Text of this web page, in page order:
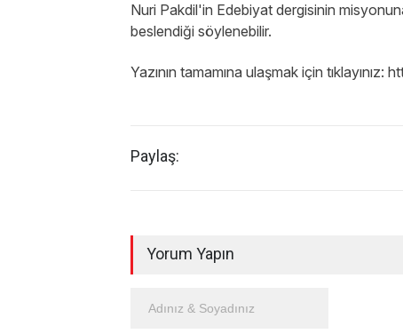
Nuri Pakdil'in Edebiyat dergisinin
beslendiği söylenebilir.
Yazının tamamına ulaşmak için
Paylaş:
Yorum Yapın